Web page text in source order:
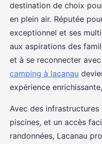
destination de choix
en plein air. Réputée
exceptionnel et ses
aux aspirations des
et à se reconnecter
camping à lacanau
expérience
Avec des
piscines, et un accès
randonnées, Lacanau